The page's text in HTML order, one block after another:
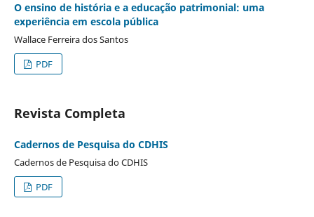
O ensino de história e a educação patrimonial: uma
experiência em escola pública
Wallace Ferreira dos Santos
PDF
Revista Completa
Cadernos de Pesquisa do CDHIS
Cadernos de Pesquisa do CDHIS
PDF